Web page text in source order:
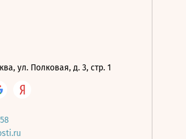
ул. Полковая, д. 3, стр. 1